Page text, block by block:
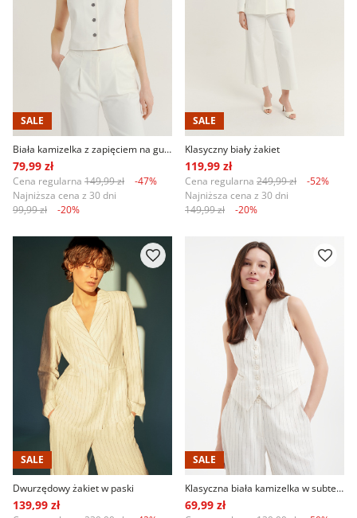
SALE
79,99 zł
Cena regularna 149,99 zł
-47%
Najniższa cena z 30 dni
99,99 zł
-20%
SALE
Klasyczny biały żakiet
119,99 zł
Cena regularna 249,99 zł
-52%
Najniższa cena z 30 dni
149,99 zł
-20%
SALE
Dwurzędowy żakiet w paski
139,99 zł
SALE
69,99 zł